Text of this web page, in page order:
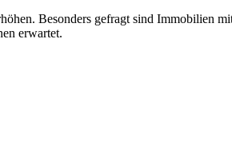
Besonders gefragt sind Immobilien
erwartet.